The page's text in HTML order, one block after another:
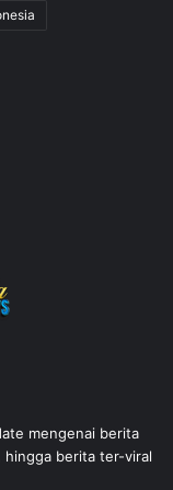
mengenai berita
berita ter-viral